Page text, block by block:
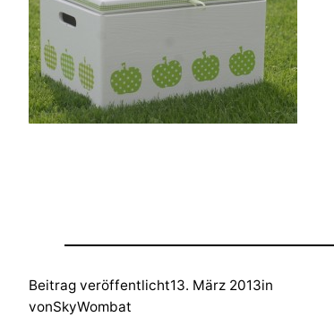
Beitrag veröffentlicht13. März 2013in
vonSkyWombat